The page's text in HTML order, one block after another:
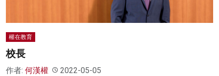
權在教育
校長
作者: 何漢權 2022-05-05